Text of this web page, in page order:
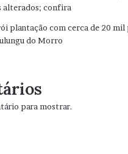
alterados; confira
plantação com cerca de 20 mil
do Morro
para mostrar.